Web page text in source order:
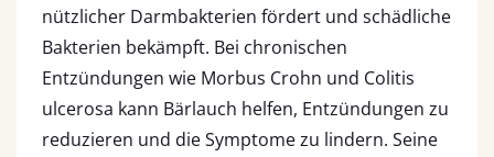
nützlicher Darmbakterien fördert und schädliche
Bakterien bekämpft. Bei chronischen
Entzündungen wie Morbus Crohn und Colitis
ulcerosa kann Bärlauch helfen, Entzündungen zu
reduzieren und die Symptome zu lindern. Seine